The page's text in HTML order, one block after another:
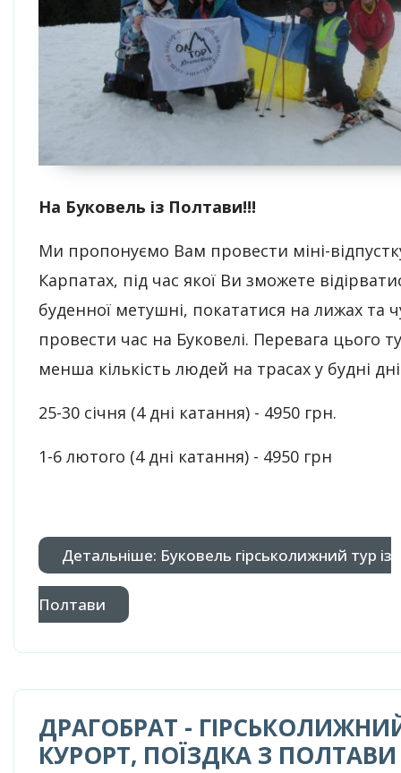
На Буковель із Полтави!!!
Ми пропонуємо Вам провести міні-
Карпатах, під час якої Ви зможете
буденної метушні, покататися на лижах та
провести час на Буковелі. Перевага цього
менша кількість людей на трасах у будні
25-30 січня (4 дні катання) - 4950 грн.
1-6 лютого (4 дні катання) - 4950 грн
Детальніше: Буковель гірськолижний тур із
Полтави
ДРАГОБРАТ -
КУРОРТ, ПОЇЗДКА З ПОЛТАВИ